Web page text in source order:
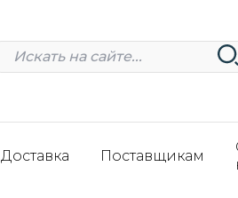
Доставка Поставщикам